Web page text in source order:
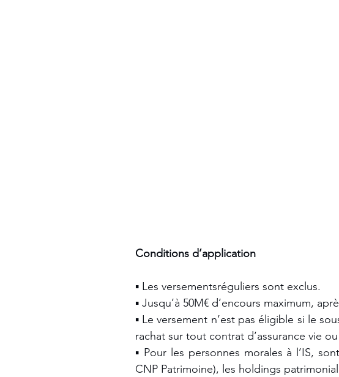
Conditions d’application
▪ Les versementsréguliers sont exclus.
▪ Jusqu’à 50M€ d’encours maximum,
▪ Le versement n’est pas éligible si le
rachat sur tout contrat d’assurance vie
▪ Pour les personnes morales à l’IS,
CNP Patrimoine), les holdings